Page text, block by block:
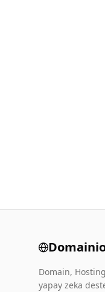
Domain,
yapay zeka